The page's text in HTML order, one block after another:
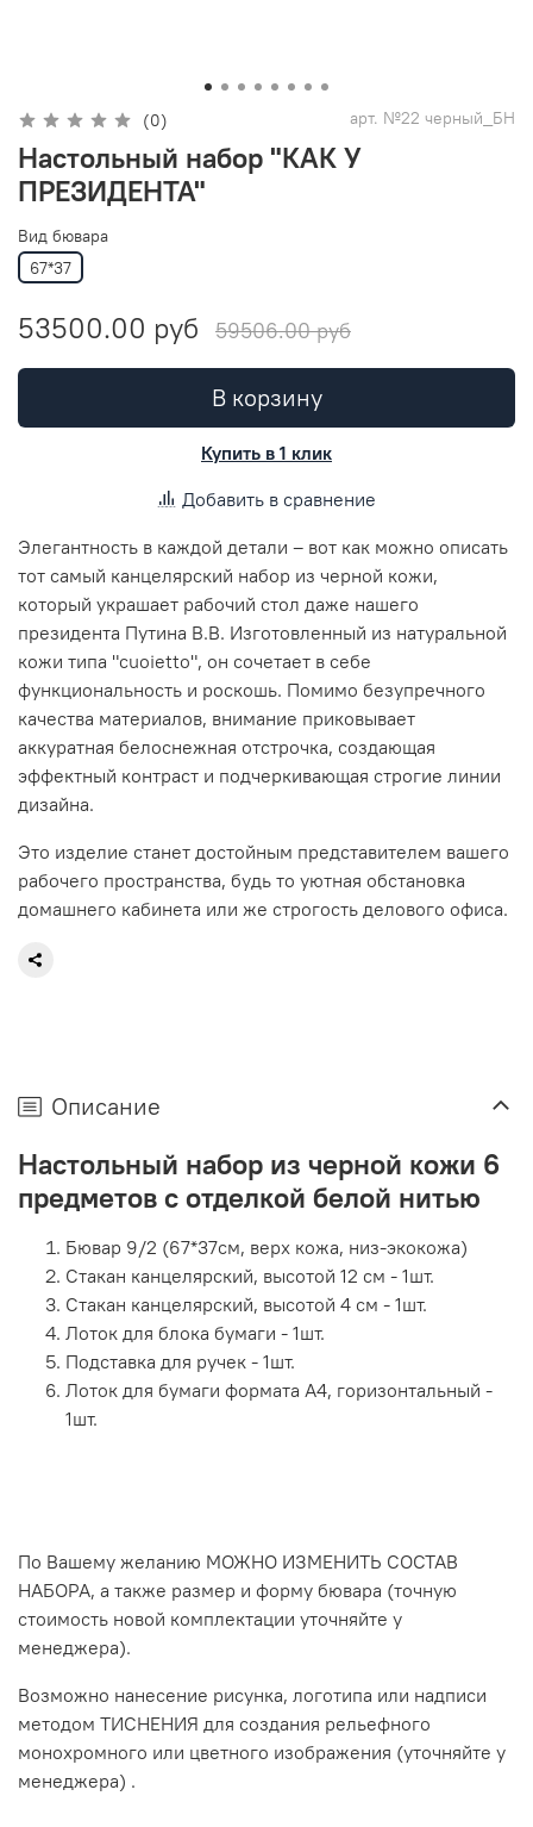
(0) арт. №22 черный_БН
Настольный набор "КАК У
ПРЕЗИДЕНТА"
Вид бювара
67*37
53500.00 руб 59506.00 руб
В корзину
Купить в 1 клик
Добавить в сравнение
Элегантность в каждой детали – вот как можно описать
тот самый канцелярский набор из черной кожи,
который украшает рабочий стол даже нашего
президента Путина В.В. Изготовленный из натуральной
кожи типа "cuoietto", он сочетает в себе
функциональность и роскошь. Помимо безупречного
качества материалов, внимание приковывает
аккуратная белоснежная отстрочка, создающая
эффектный контраст и подчеркивающая строгие линии
дизайна.
Это изделие станет достойным представителем вашего
рабочего пространства, будь то уютная обстановка
домашнего кабинета или же строгость делового офиса.
Описание
Настольный набор из черной кожи 6
предметов с отделкой белой нитью
Бювар 9/2 (67*37см, верх кожа, низ-экокожа)
Стакан канцелярский, высотой 12 см - 1шт.
Стакан канцелярский, высотой 4 см - 1шт.
Лоток для блока бумаги - 1шт.
Подставка для ручек - 1шт.
Лоток для бумаги формата А4, горизонтальный -
1шт.
По Вашему желанию МОЖНО ИЗМЕНИТЬ СОСТАВ
НАБОРА, а также размер и форму бювара (точную
стоимость новой комплектации уточняйте у
менеджера).
Возможно нанесение рисунка, логотипа или надписи
методом ТИСНЕНИЯ для создания рельефного
монохромного или цветного изображения (уточняйте у
менеджера) .